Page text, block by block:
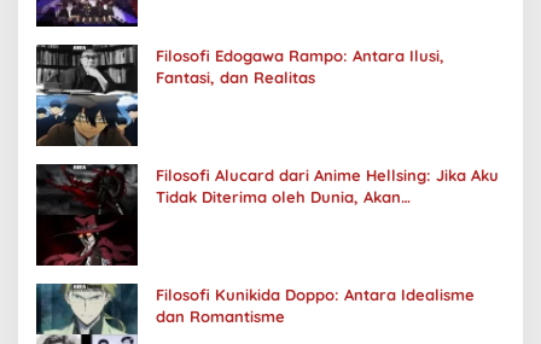
Filosofi Edogawa Rampo: Antara Ilusi,
Fantasi, dan Realitas
Filosofi Alucard dari Anime Hellsing: Jika Aku
Tidak Diterima oleh Dunia, Akan
Filosofi Kunikida Doppo: Antara Idealisme
dan Romantisme